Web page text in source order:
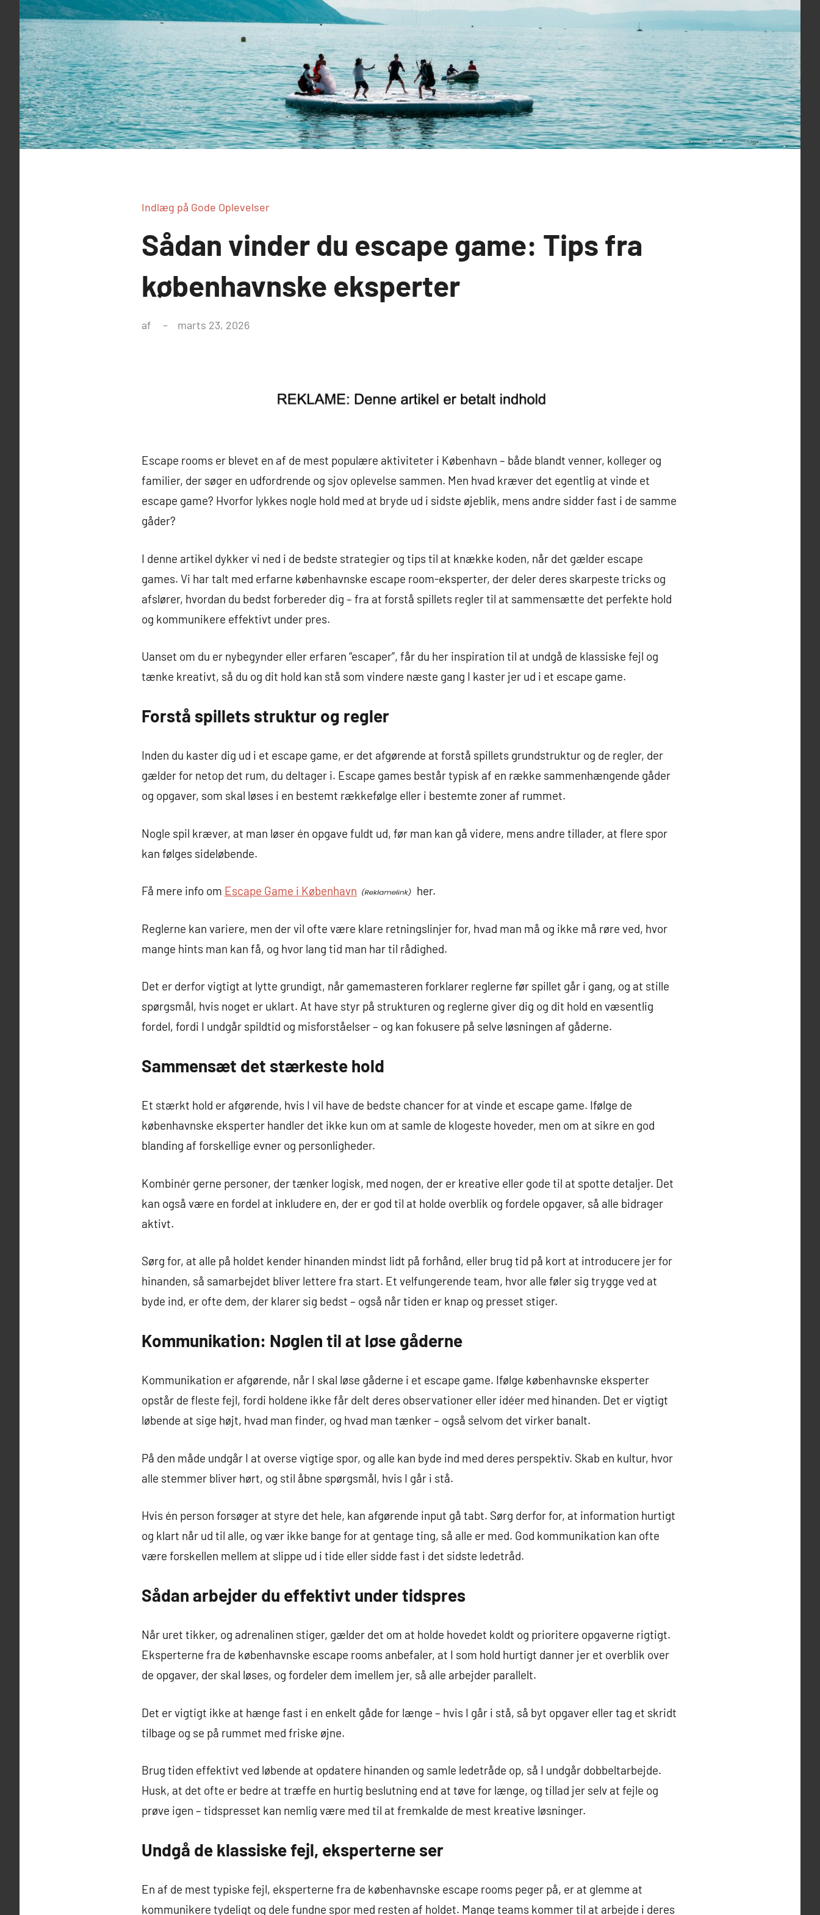
Indlæg på Gode Oplevelser
Sådan vinder du escape game: Tips fra
københavnske eksperter
af marts 23, 2026
Escape rooms er blevet en af de mest populære aktiviteter i København – både blandt venner, kolleger og
familier, der søger en udfordrende og sjov oplevelse sammen. Men hvad kræver det egentlig at vinde et
escape game? Hvorfor lykkes nogle hold med at bryde ud i sidste øjeblik, mens andre sidder fast i de samme
gåder?
I denne artikel dykker vi ned i de bedste strategier og tips til at knække koden, når det gælder escape
games. Vi har talt med erfarne københavnske escape room-eksperter, der deler deres skarpeste tricks og
afslører, hvordan du bedst forbereder dig – fra at forstå spillets regler til at sammensætte det perfekte hold
og kommunikere effektivt under pres.
Uanset om du er nybegynder eller erfaren “escaper”, får du her inspiration til at undgå de klassiske fejl og
tænke kreativt, så du og dit hold kan stå som vindere næste gang I kaster jer ud i et escape game.
Forstå spillets struktur og regler
Inden du kaster dig ud i et escape game, er det afgørende at forstå spillets grundstruktur og de regler, der
gælder for netop det rum, du deltager i. Escape games består typisk af en række sammenhængende gåder
og opgaver, som skal løses i en bestemt rækkefølge eller i bestemte zoner af rummet.
Nogle spil kræver, at man løser én opgave fuldt ud, før man kan gå videre, mens andre tillader, at flere spor
kan følges sideløbende.
Få mere info om Escape Game i København her.
Reglerne kan variere, men der vil ofte være klare retningslinjer for, hvad man må og ikke må røre ved, hvor
mange hints man kan få, og hvor lang tid man har til rådighed.
Det er derfor vigtigt at lytte grundigt, når gamemasteren forklarer reglerne før spillet går i gang, og at stille
spørgsmål, hvis noget er uklart. At have styr på strukturen og reglerne giver dig og dit hold en væsentlig
fordel, fordi I undgår spildtid og misforståelser – og kan fokusere på selve løsningen af gåderne.
Sammensæt det stærkeste hold
Et stærkt hold er afgørende, hvis I vil have de bedste chancer for at vinde et escape game. Ifølge de
københavnske eksperter handler det ikke kun om at samle de klogeste hoveder, men om at sikre en god
blanding af forskellige evner og personligheder.
Kombinér gerne personer, der tænker logisk, med nogen, der er kreative eller gode til at spotte detaljer. Det
kan også være en fordel at inkludere en, der er god til at holde overblik og fordele opgaver, så alle bidrager
aktivt.
Sørg for, at alle på holdet kender hinanden mindst lidt på forhånd, eller brug tid på kort at introducere jer for
hinanden, så samarbejdet bliver lettere fra start. Et velfungerende team, hvor alle føler sig trygge ved at
byde ind, er ofte dem, der klarer sig bedst – også når tiden er knap og presset stiger.
Kommunikation: Nøglen til at løse gåderne
Kommunikation er afgørende, når I skal løse gåderne i et escape game. Ifølge københavnske eksperter
opstår de fleste fejl, fordi holdene ikke får delt deres observationer eller idéer med hinanden. Det er vigtigt
løbende at sige højt, hvad man finder, og hvad man tænker – også selvom det virker banalt.
På den måde undgår I at overse vigtige spor, og alle kan byde ind med deres perspektiv. Skab en kultur, hvor
alle stemmer bliver hørt, og stil åbne spørgsmål, hvis I går i stå.
Hvis én person forsøger at styre det hele, kan afgørende input gå tabt. Sørg derfor for, at information hurtigt
og klart når ud til alle, og vær ikke bange for at gentage ting, så alle er med. God kommunikation kan ofte
være forskellen mellem at slippe ud i tide eller sidde fast i det sidste ledetråd.
Sådan arbejder du effektivt under tidspres
Når uret tikker, og adrenalinen stiger, gælder det om at holde hovedet koldt og prioritere opgaverne rigtigt.
Eksperterne fra de københavnske escape rooms anbefaler, at I som hold hurtigt danner jer et overblik over
de opgaver, der skal løses, og fordeler dem imellem jer, så alle arbejder parallelt.
Det er vigtigt ikke at hænge fast i en enkelt gåde for længe – hvis I går i stå, så byt opgaver eller tag et skridt
tilbage og se på rummet med friske øjne.
Brug tiden effektivt ved løbende at opdatere hinanden og samle ledetråde op, så I undgår dobbeltarbejde.
Husk, at det ofte er bedre at træffe en hurtig beslutning end at tøve for længe, og tillad jer selv at fejle og
prøve igen – tidspresset kan nemlig være med til at fremkalde de mest kreative løsninger.
Undgå de klassiske fejl, eksperterne ser
En af de mest typiske fejl, eksperterne fra de københavnske escape rooms peger på, er at glemme at
kommunikere tydeligt og dele fundne spor med resten af holdet. Mange teams kommer til at arbejde i deres